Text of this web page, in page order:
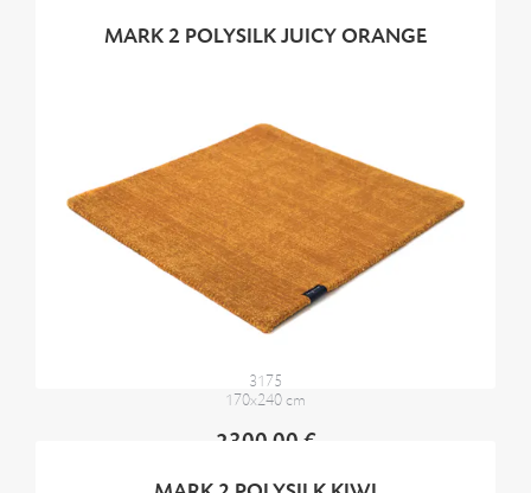
MARK 2 POLYSILK JUICY ORANGE
3175
170x240 cm
2300,00 €